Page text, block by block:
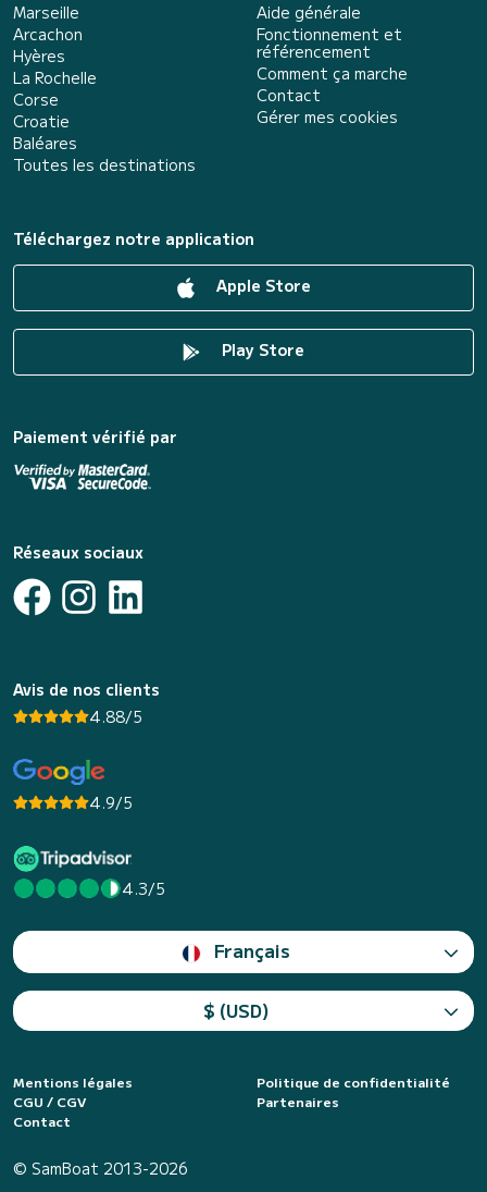
Marseille
Arcachon
Hyères
La Rochelle
Corse
Croatie
Baléares
Toutes les destinations
Aide générale
Fonctionnement et
référencement
Comment ça marche
Contact
Gérer mes cookies
Téléchargez notre application
Apple Store
Play Store
Paiement vérifié par
Réseaux sociaux
Avis de nos clients
4.88/5
4.9/5
4.3/5
Français
$ (USD)
Mentions légales
Politique de confidentialité
CGU / CGV
Partenaires
Contact
© SamBoat 2013-2026